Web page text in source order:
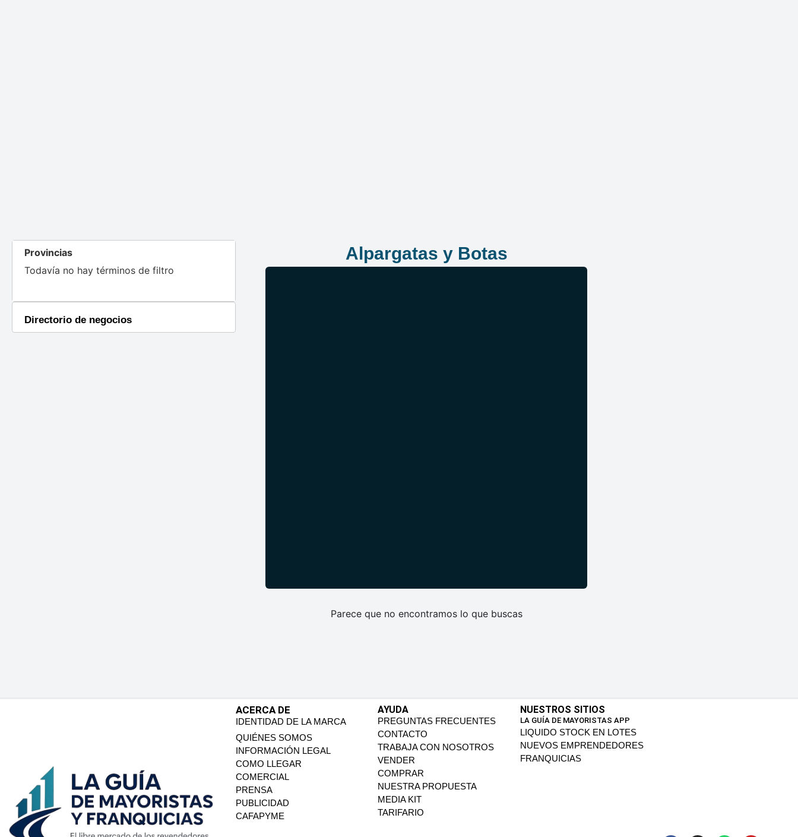
Provincias
Todavía no hay términos de filtro
Directorio de negocios
Alpargatas y Botas
Parece que no encontramos lo que buscas
ACERCA DE
IDENTIDAD DE LA MARCA
QUIÉNES SOMOS
INFORMACIÓN LEGAL
COMO LLEGAR
COMERCIAL
PRENSA
PUBLICIDAD
CAFAPYME
AYUDA
PREGUNTAS FRECUENTES
CONTACTO
TRABAJA CON NOSOTROS
VENDER
COMPRAR
NUESTRA PROPUESTA
MEDIA KIT
TARIFARIO
NUESTROS SITIOS
LA GUÍA DE MAYORISTAS APP
LIQUIDO STOCK EN LOTES
NUEVOS EMPRENDEDORES
FRANQUICIAS